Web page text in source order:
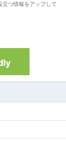
立つ情報をアップして